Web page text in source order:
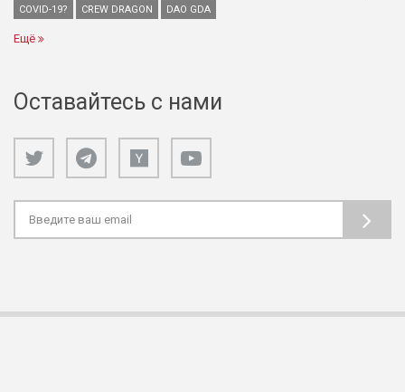
COVID-19?
CREW DRAGON DAO GDA
Ещё
Оставайтесь с нами